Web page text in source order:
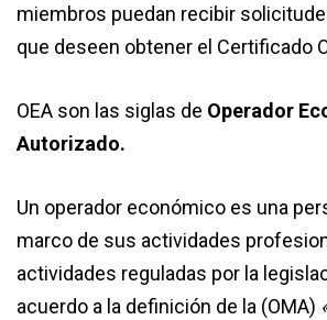
miembros puedan recibir
que deseen obtener el Certificado
OEA son las siglas de Operador
Autorizado.
Un operador económico es una
marco de sus actividades
actividades reguladas por la
acuerdo a la definición de la (OMA)